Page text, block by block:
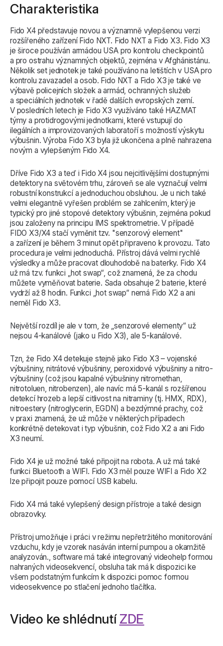
Charakteristika
Fido X4 představuje novou a významně vylepšenou verzi
rozšířeného zařízení Fido NXT. Fido NXT a Fido X3. Fido X3
je široce používán armádou USA pro kontrolu checkpointů
a pro ostrahu významných objektů, zejména v Afghánistánu.
Několik set jednotek je také používáno na letištích v USA pro
kontrolu zavazadel a osob. Fido NXT a Fido X3 je také ve
výbavě policejních složek a armád, ochranných služeb
a speciálních jednotek v řadě dalších evropských zemí.
V posledních letech je Fido X3 využíváno také HAZMAT
týmy a protidrogovými jednotkami, které vstupují do
ilegálních a improvizovaných laboratoří s možností výskytu
výbušnin. Výroba Fido X3 byla již ukončena a plně nahrazena
novým a vylepšeným Fido X4.
Dříve Fido X3 a teď i Fido X4 jsou nejcitlivějšími dostupnými
detektory na světovém trhu, zároveň se ale vyznačují velmi
robustní konstrukcí a jednoduchou obsluhou. Je u nich také
velmi elegantně vyřešen problém se zahlcením, který je
typický pro jiné stopové detektory výbušnin, zejména pokud
jsou založeny na principu IMS spektrometrie. V případě
FIDO X3/X4 stačí vyměnit tzv. "senzorový element"
a zařízení je během 3 minut opět připraveno k provozu. Tato
procedura je velmi jednoduchá. Přístroj dává velmi rychlé
výsledky a může pracovat dlouhodobě na baterky. Fido X4
už má tzv. funkci „hot swap“, což znamená, že za chodu
můžete vyměňovat baterie. Sada obsahuje 2 baterie, které
vydrží až 8 hodin. Funkci „hot swap“ nemá Fido X2 a ani
neměl Fido X3.
Největší rozdíl je ale v tom, že „senzorové elementy“ už
nejsou 4-kanálové (jako u Fido X3), ale 5-kanálové.
Tzn, že Fido X4 detekuje stejně jako Fido X3 – vojenské
výbušniny, nitrátové výbušniny, peroxidové výbušniny a nitro-
výbušniny (což jsou kapalné výbušniny nitromethan,
nitrotoluen, nitrobenzen), ale navíc má 5-kanál s rozšířenou
detekcí hrozeb a lepší citlivost na nitraminy (tj. HMX, RDX),
nitroestery (nitroglycerin, EGDN) a bezdýmné prachy, což
v praxi znamená, že už může v některých případech
konkrétně detekovat i typ výbušnin, což Fido X2 a ani Fido
X3 neumí.
Fido X4 je už možné také připojit na robota. A už má také
funkci Bluetooth a WIFI. Fido X3 měl pouze WIFI a Fido X2
lze připojit pouze pomocí USB kabelu.
Fido X4 má také vylepšený design přístroje a také design
obrazovky.
Přístroj umožňuje i práci v režimu nepřetržitého monitorování
vzduchu, kdy je vzorek nasáván interní pumpou a okamžitě
analyzován., software má také integrovaný videohelp formou
nahraných videosekvencí, obsluha tak má k dispozici ke
všem podstatným funkcím k dispozici pomoc formou
videosekvence po stlačení jednoho tlačítka.
Video ke shlédnutíZDE